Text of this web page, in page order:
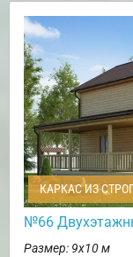
КАРКАС ИЗ
№66
Размер: 9х10 м